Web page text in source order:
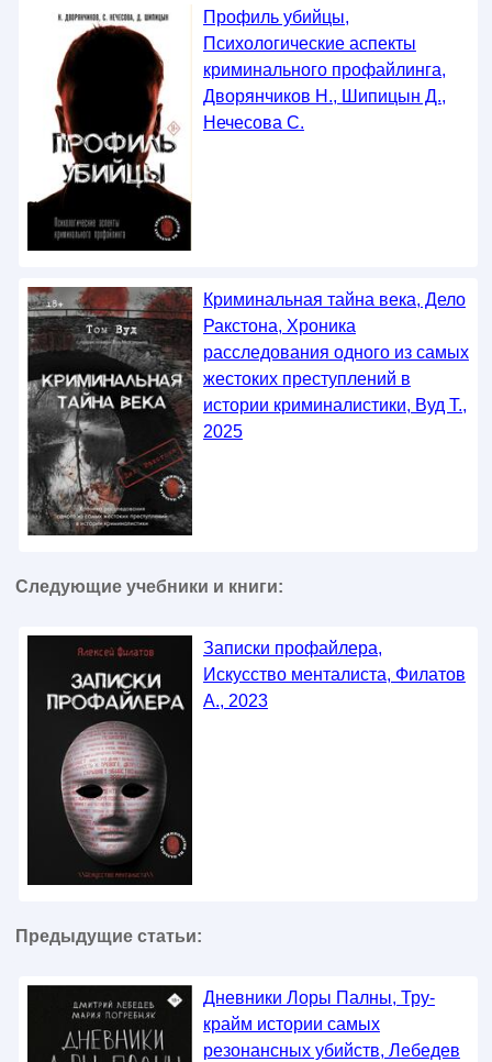
Профиль убийцы,
Психологические аспекты
криминального профайлинга,
Дворянчиков Н., Шипицын Д.,
Нечесова С.
Криминальная тайна века, Дело
Ракстона, Хроника
расследования одного из самых
жестоких преступлений в
истории криминалистики, Вуд Т.,
2025
Следующие учебники и книги:
Записки профайлера,
Искусство менталиста, Филатов
А., 2023
Предыдущие статьи:
Дневники Лоры Палны, Тру-
крайм истории самых
резонансных убийств, Лебедев